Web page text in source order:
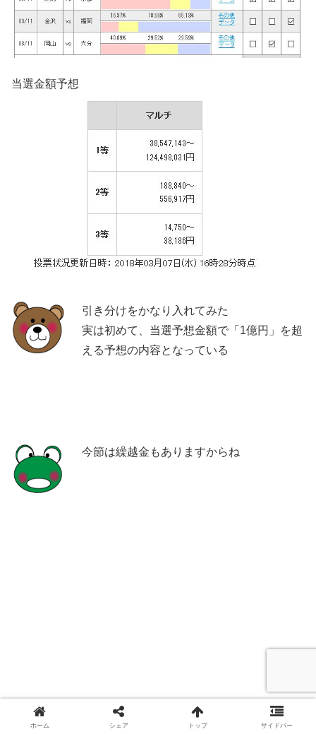
当選金額予想
引き分けをかなり入れてみた
実は初めて、当選予想金額で「1億円」を超
える予想の内容となっている
今節は繰越金もありますからね
ホーム シェア トップ サイドバー